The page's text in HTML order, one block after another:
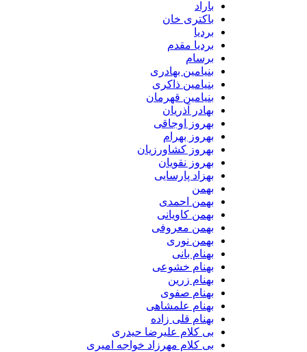
باکتری خان
بردیا مقدم
بنیامین بهادری
بنیامین ذاکری
بنیامین قهرمان
بهادر آذریان
بهروز اوجاقی
بهروز بهرام
بهروز کشاورزیان
بهروز نقویان
بهزاد پارسایی
بهمن احمدی
بهمن کاویانی
بهمن معروفی
بهمن نوری
بهنام بانی
بهنام خشوعی
بهنام زرین
بهنام صفوی
بهنام علمشاهی
بهنام قلی زاده
بی کلام علیرضا حیدری
بی کلام مهرزاد خواجه امیری